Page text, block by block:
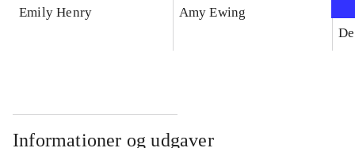
Emily Henry Amy Ewing
Informationer og udgaver